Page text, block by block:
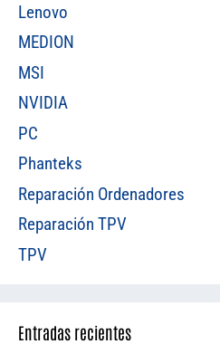
Lenovo
MEDION
MSI
NVIDIA
PC
Phanteks
Reparación Ordenadores
Reparación TPV
TPV
Entradas recientes